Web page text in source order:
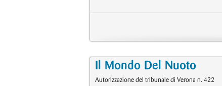
Il Mondo Del Nuoto
Autorizzazione del tribunale di Verona n. 422